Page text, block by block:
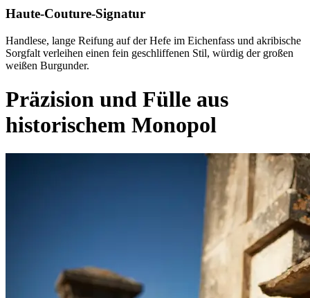
Haute-Couture-Signatur
Handlese, lange Reifung auf der Hefe im Eichenfass und akribische
Sorgfalt verleihen einen fein geschliffenen Stil, würdig der großen
weißen Burgunder.
Präzision und Fülle aus
historischem Monopol